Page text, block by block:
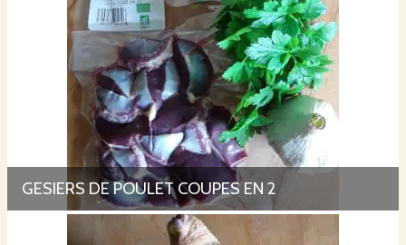
GESIERS DE POULET COUPES EN 2